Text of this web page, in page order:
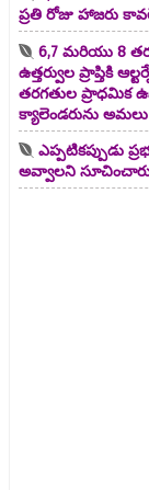
ప్రతి రోజు హాజరు
6,7 మరియు 8
ఉత్తర్వుల ప్రాప్తికి
తరగతుల ప్రాధమిక
క్యాలెండరును అమలు
ఎప్పటికప్పుడు
అవ్వాలని